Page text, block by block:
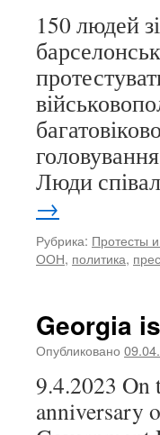
150 людей
Люди
→
Рубрика: Протесты
ООН, политика,
Georgia
Опубликовано
9.4.2023
anniversary